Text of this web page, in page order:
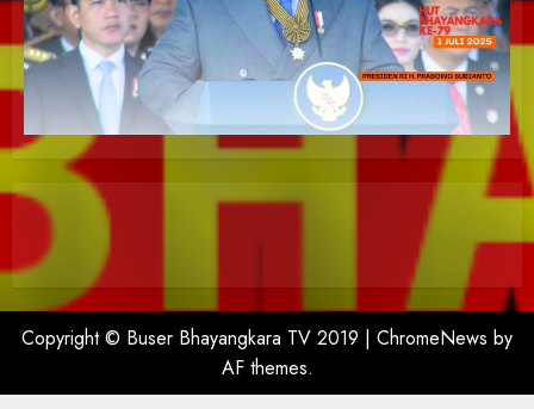
Copyright © Buser Bhayangkara TV 2019 | ChromeNews by
AF themes.